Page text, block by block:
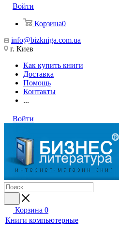
Войти
Корзина0
info@bizkniga.com.ua
г. Киев
Как купить книги
Доставка
Помощь
Контакты
...
Войти
Корзина 0
Книги компьютерные